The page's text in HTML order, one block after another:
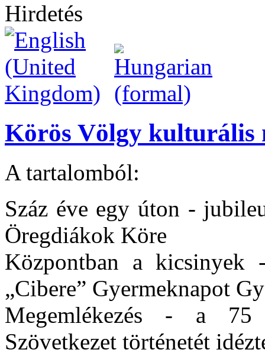
Hirdetés
Körös Völgy kulturális
A tartalomból:
Száz éve egy úton -
Öregdiákok Köre
Központban a kicsinyek
„Cibere” Gyermeknapot
Megemlékezés - a 75
Szövetkezet történetét